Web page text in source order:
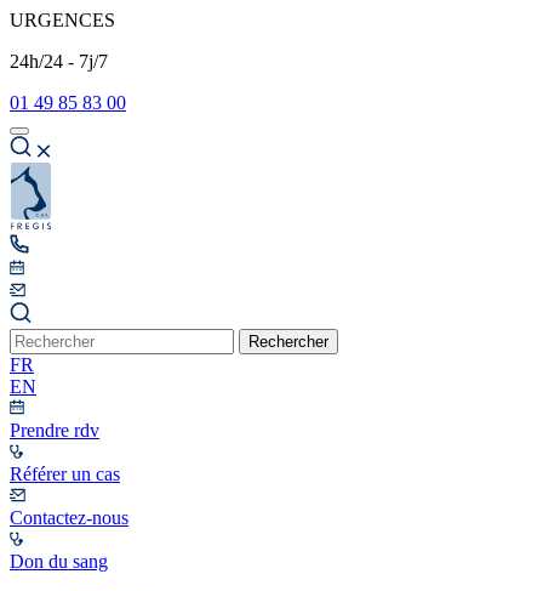
URGENCES
24h/24 - 7j/7
01 49 85 83 00
Rechercher
FR
EN
Prendre rdv
Référer un cas
Contactez-nous
Don du sang